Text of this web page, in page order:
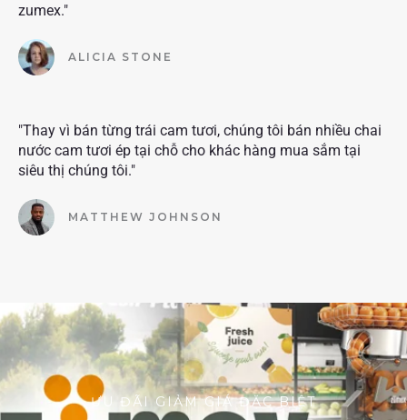
zumex."
ALICIA STONE
"Thay vì bán từng trái cam tươi, chúng tôi bán nhiều chai
nước cam tươi ép tại chỗ cho khác hàng mua sắm tại
siêu thị chúng tôi."
MATTHEW JOHNSON
ƯU ĐÃI GIẢM GIÁ ĐẶC BIỆT